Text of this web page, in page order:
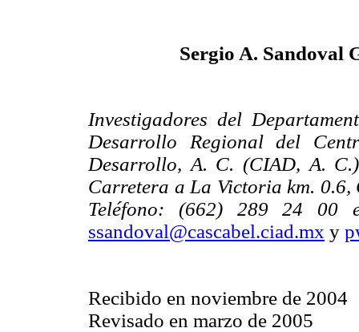
Sergio A. Sandoval
Investigadores del
Desarrollo Regional del
Desarrollo, A. C. (CIAD, A.
Carretera a La Victoria km. 0.6,
Teléfono: (662) 289 24 00
ssandoval@cascabel.ciad.mx y
Recibido en noviembre de 2004
Revisado en marzo de 2005